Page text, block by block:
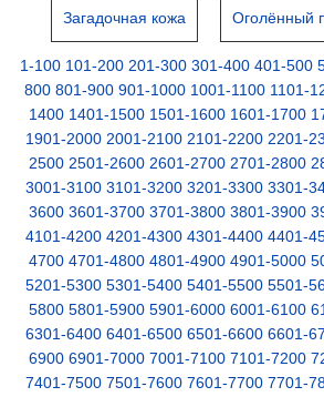
Загадочная кожа Оголённый
1-100 101-200 201-300 301-400 401-500
800 801-900 901-1000 1001-1100 1101-
1400 1401-1500 1501-1600 1601-1700
1901-2000 2001-2100 2101-2200 2201-
2500 2501-2600 2601-2700 2701-2800
3001-3100 3101-3200 3201-3300 3301-
3600 3601-3700 3701-3800 3801-3900
4101-4200 4201-4300 4301-4400 4401-
4700 4701-4800 4801-4900 4901-5000
5201-5300 5301-5400 5401-5500 5501-
5800 5801-5900 5901-6000 6001-6100
6301-6400 6401-6500 6501-6600 6601-
6900 6901-7000 7001-7100 7101-7200
7401-7500 7501-7600 7601-7700 7701-